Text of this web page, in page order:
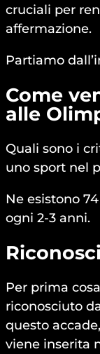
cruciali per
affermazione.
Partiamo
Come
alle
Quali sono i
uno sport nel
Ne esistono
ogni 2-3 anni.
Per prima
riconosciuto
questo
viene inserita